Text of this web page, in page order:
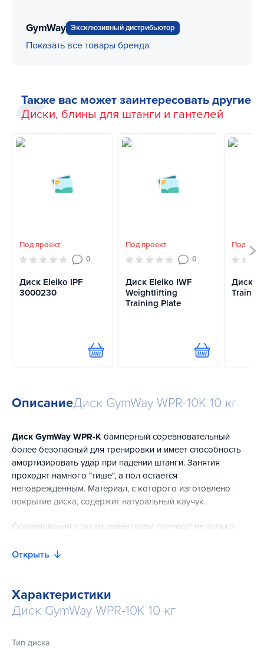
GymWay Эксклюзивный дистрибьютор
Показать все товары бренда
Также вас может заинтересовать другие
Диски, блины для штанги и гантелей
Под проект
0
Диск Eleiko IPF
3000230
Купить
Под проект
0
Диск Eleiko IWF
Weightlifting
Training Plate
Купить
Под
Диск
ОписаниеДиск GymWay WPR-10K 10 кг
Диск GymWay WPR-K бамперный соревновательный
более безопасный для тренировки и имеет способность
амортизировать удар при падении штанги. Занятия
проходят намного "тише", а пол остается
неповрежденным. Материал, с которого изготовлено
покрытие диска, содержит натуральный каучук.
Соревнования с таким инвентарем принесут не только
продуманной конструкции, которая предусматривает
спортсмена. Внешний диаметр диска 450 мм. Ударная
прочность – 30000 бросков.
Открыть
Характеристики
Диск GymWay WPR-10K 10 кг
Тип диска